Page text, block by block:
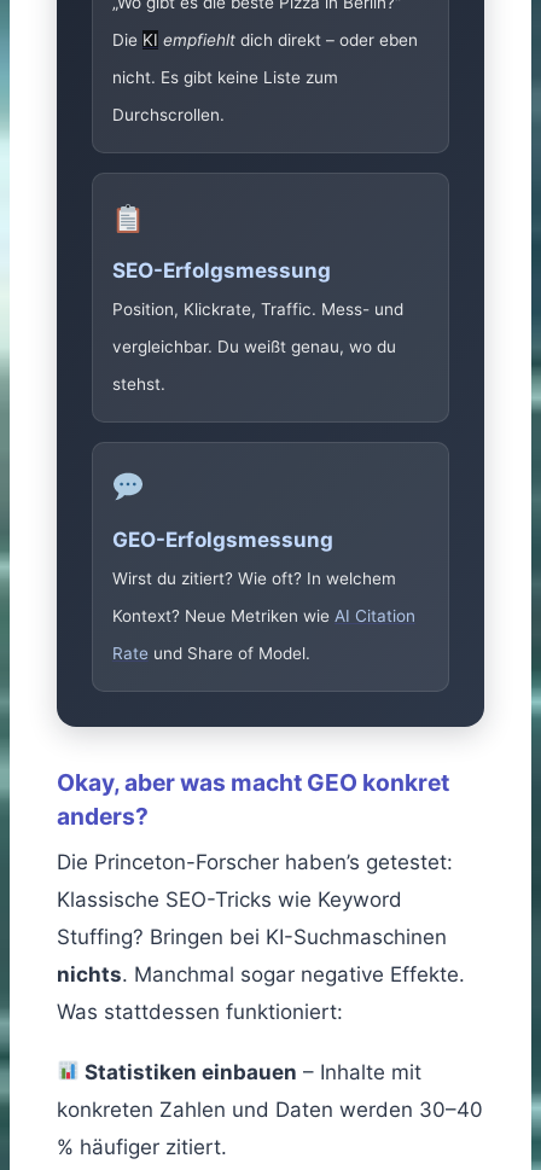
Die KI empfiehltdich direkt – oder eben
nicht. Es gibt keine Liste zum
Durchscrollen.
SEO-Erfolgsmessung
Position, Klickrate, Traffic. Mess- und
vergleichbar. Du weißt genau, wo du
stehst.
GEO-Erfolgsmessung
Wirst du zitiert? Wie oft? In welchem
Kontext? Neue Metriken wie AI Citation
Rate und Share of Model.
Okay, aber was macht GEO konkret
anders?
Die Princeton-Forscher haben’s getestet:
Klassische SEO-Tricks wie Keyword
Stuffing? Bringen bei KI-Suchmaschinen
nichts. Manchmal sogar negative Effekte.
Was stattdessen funktioniert:
Statistiken einbauen – Inhalte mit
konkreten Zahlen und Daten werden 30–40
% häufiger zitiert.